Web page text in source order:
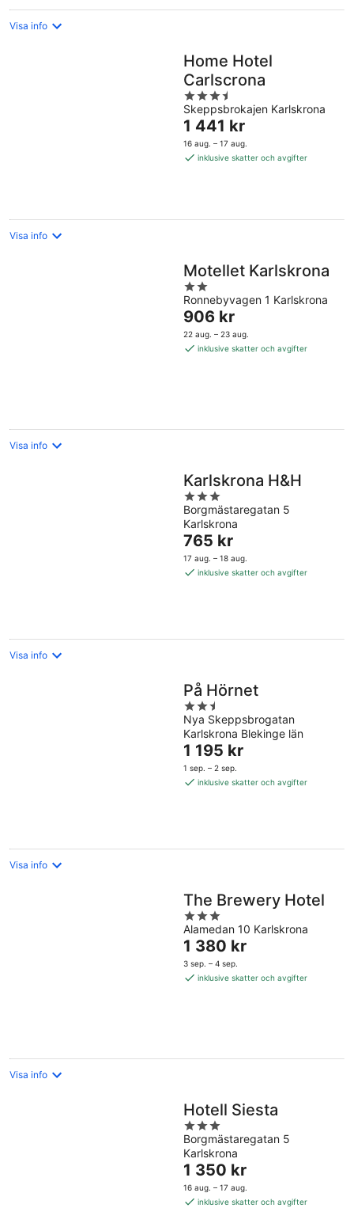
Visa info
Home Hotel
Carlscrona
3.5
out
of
5
Skeppsbrokajen Karlskrona
Priset
är
1 441 kr
1 441 kr
16 aug. – 17 aug.
inklusive skatter och avgifter
Visa info
Motellet Karlskrona
2
out
of
5
Ronnebyvagen 1 Karlskrona
Priset
är
906 kr
906 kr
22 aug. – 23 aug.
inklusive skatter och avgifter
Visa info
Karlskrona H&H
3
out
of
5
Borgmästaregatan 5
Karlskrona
Priset
är
765 kr
765 kr
17 aug. – 18 aug.
inklusive skatter och avgifter
Visa info
På Hörnet
2.5
out
of
5
Nya Skeppsbrogatan
Karlskrona Blekinge län
Priset
är
1 195 kr
1 195 kr
1 sep. – 2 sep.
inklusive skatter och avgifter
Visa info
The Brewery Hotel
3
out
of
5
Alamedan 10 Karlskrona
Priset
är
1 380 kr
1 380 kr
3 sep. – 4 sep.
inklusive skatter och avgifter
Visa info
Hotell Siesta
3
out
of
5
Borgmästaregatan 5
Karlskrona
Priset
är
1 350 kr
1 350 kr
16 aug. – 17 aug.
inklusive skatter och avgifter